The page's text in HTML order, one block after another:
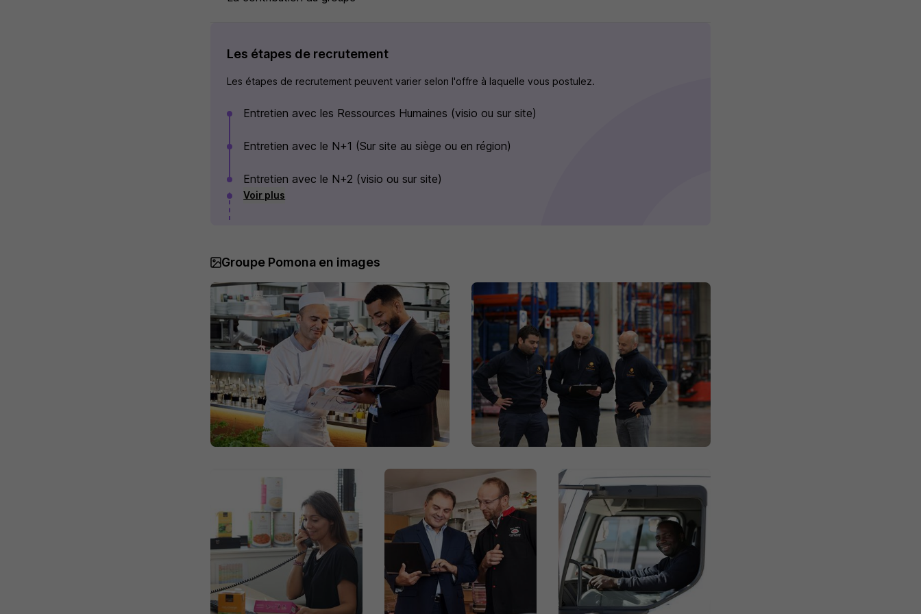
Les étapes de recrutement
Les étapes de recrutement peuvent varier selon l'offre à laquelle vous postulez.
Entretien avec les Ressources Humaines (visio ou sur site)
Entretien avec le N+1 (Sur site au siège ou en région)
Entretien avec le N+2 (visio ou sur site)
Voir plus
Groupe Pomona en images